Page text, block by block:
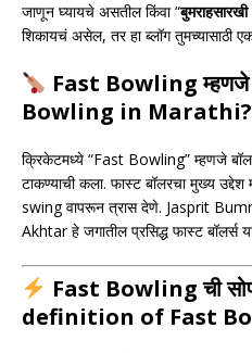
जाणून घ्यायचे असतील किंवा “
शिकायचं असेल, तर हा ब्लॉग
Fast Bowling
Bowling in Marathi?
क्रिकेटमध्ये “Fast Bowling” म्हणजे
टाकण्याची कला. फास्ट बॉलरचा मुख्य
swing वापरून त्रास देणे. Jasprit
Akhtarहे जगातील प्रसिद्ध फास्ट बॉलर्स
Fast Bowling ची
definition of Fast